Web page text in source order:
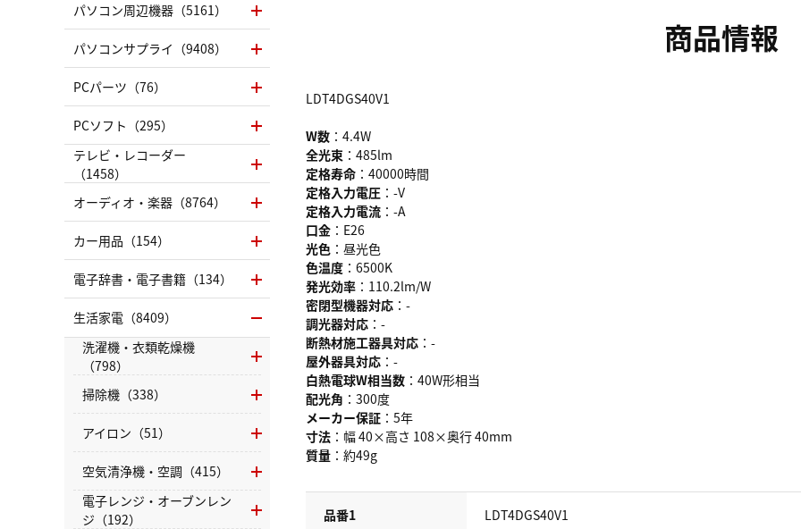
商品情報
LDT4DGS40V1
W数 ：4.4W
全光束 ：485lm
定格寿命 ：40000時間
定格入力電圧 ：-V
定格入力電流 ：-A
口金 ：E26
光色 ：昼光色
色温度 ：6500K
発光効率 ：110.2lm/W
密閉型機器対応 ：-
調光器対応 ：-
断熱材施工器具対応 ：-
屋外器具対応 ：-
白熱電球W相当数 ：40W形相当
配光角 ：300度
メーカー保証 ：5年
寸法 ：幅 40×高さ 108×奥行 40mm
質量 ：約49g
品番1 LDT4DGS40V1
パソコン周辺機器（5161）
パソコンサプライ（9408）
PCパーツ（76）
PCソフト（295）
テレビ・レコーダー
（1458）
オーディオ・楽器（8764）
カー用品（154）
電子辞書・電子書籍（134）
生活家電（8409）
洗濯機・衣類乾燥機
（798）
掃除機（338）
アイロン（51）
空気清浄機・空調（415）
電子レンジ・オーブンレン
ジ（192）